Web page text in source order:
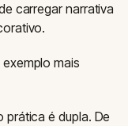
carregar narrativa
mais
prática é dupla. De